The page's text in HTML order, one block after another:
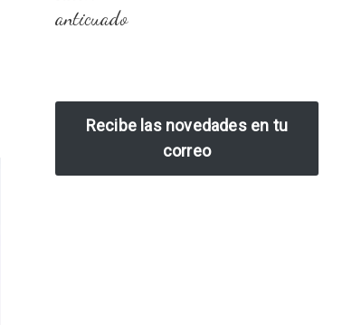
Recibe las novedades en tu
correo